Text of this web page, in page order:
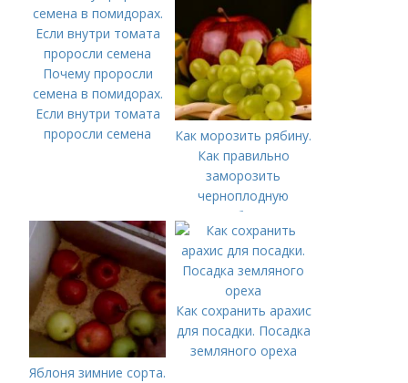
Почему проросли
семена в помидорах.
Если внутри томата
проросли семена
Как морозить рябину.
Как правильно
заморозить
черноплодную
рябину
Яблоня зимние сорта.
Как сохранить арахис
для посадки. Посадка
земляного ореха